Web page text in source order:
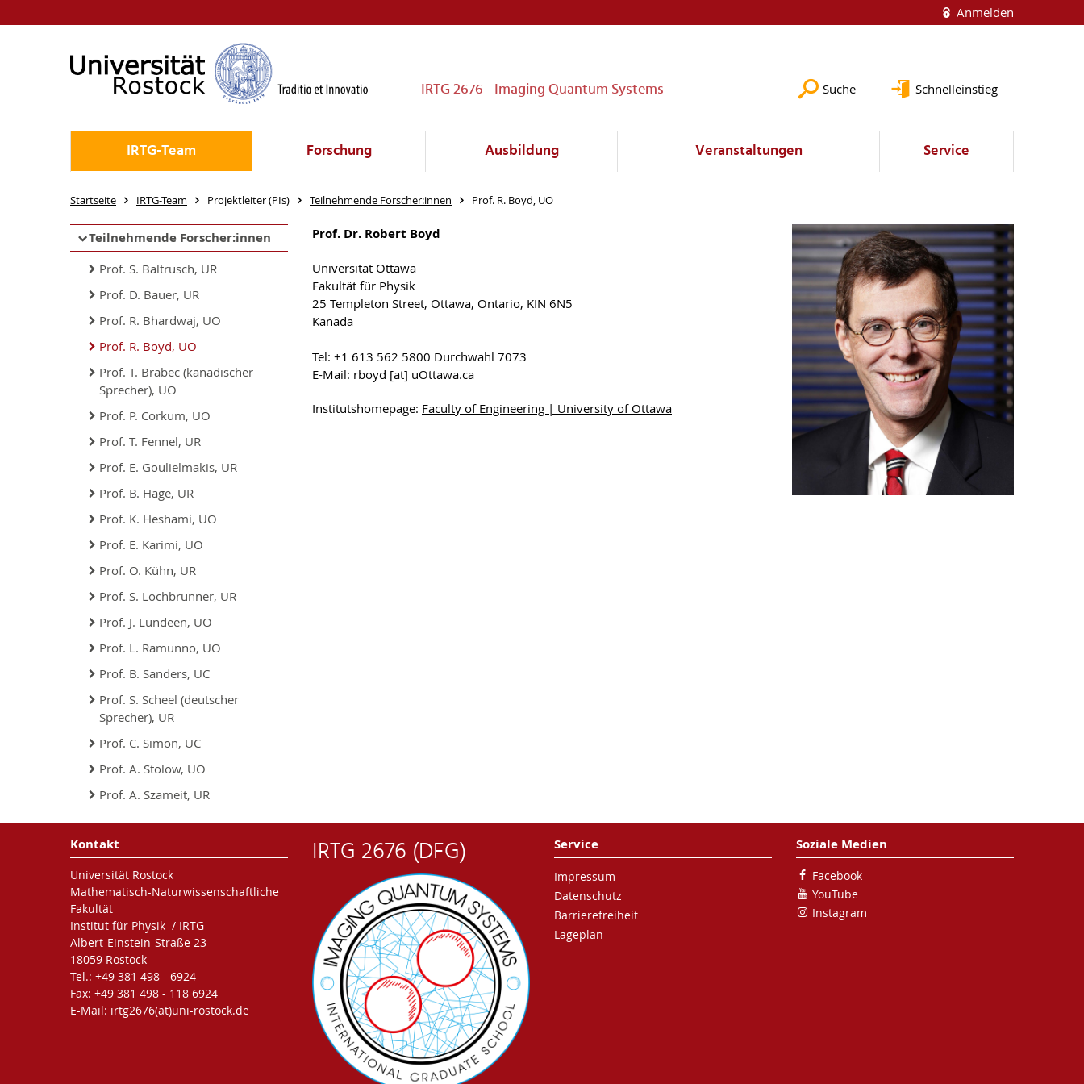
Anmelden
IRTG 2676 - Imaging Quantum Systems Suche Schnelleinstieg
IRTG-Team Forschung Ausbildung Veranstaltungen Service
Startseite IRTG-Team Projektleiter (PIs) Teilnehmende Forscher:innen Prof. R. Boyd, UO
Teilnehmende Forscher:innen
Prof. S. Baltrusch, UR
Prof. D. Bauer, UR
Prof. R. Bhardwaj, UO
Prof. R. Boyd, UO
Prof. T. Brabec (kanadischer
Sprecher), UO
Prof. P. Corkum, UO
Prof. T. Fennel, UR
Prof. E. Goulielmakis, UR
Prof. B. Hage, UR
Prof. K. Heshami, UO
Prof. E. Karimi, UO
Prof. O. Kühn, UR
Prof. S. Lochbrunner, UR
Prof. J. Lundeen, UO
Prof. L. Ramunno, UO
Prof. B. Sanders, UC
Prof. S. Scheel (deutscher
Sprecher), UR
Prof. C. Simon, UC
Prof. A. Stolow, UO
Prof. A. Szameit, UR
Prof. Dr. Robert Boyd
Universität Ottawa
Fakultät für Physik
25 Templeton Street, Ottawa, Ontario, KIN 6N5
Kanada
Tel: +1 613 562 5800 Durchwahl 7073
E-Mail: rboyd [at] uOttawa.ca
Institutshomepage: Faculty of Engineering | University of Ottawa
Kontakt
Universität Rostock
Mathematisch-Naturwissenschaftliche
Fakultät
Institut für Physik / IRTG
Albert-Einstein-Straße 23
18059 Rostock
Tel.: +49 381 498 - 6924
Fax: +49 381 498 - 118 6924
E-Mail: irtg2676(at)uni-rostock.de
IRTG 2676 (DFG) Service
Impressum
Datenschutz
Barrierefreiheit
Lageplan
Soziale Medien
Facebook
YouTube
Instagram